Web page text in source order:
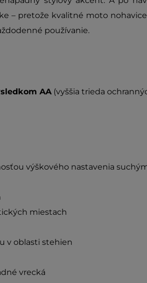
– pretože kvalitné moto
používanie.
AA(vyššia trieda
výškového nastavenia
miestach
v oblasti stehien
vrecká